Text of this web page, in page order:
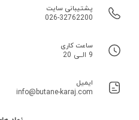
پشتیبانی سایت
026-32762200
ساعت کاری
9 الــی 20
ایمیل
info@butane-karaj.com